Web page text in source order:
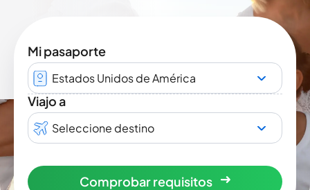
Mi pasaporte
Estados Unidos de América
Viajo a
Seleccione destino
Comprobar requisitos